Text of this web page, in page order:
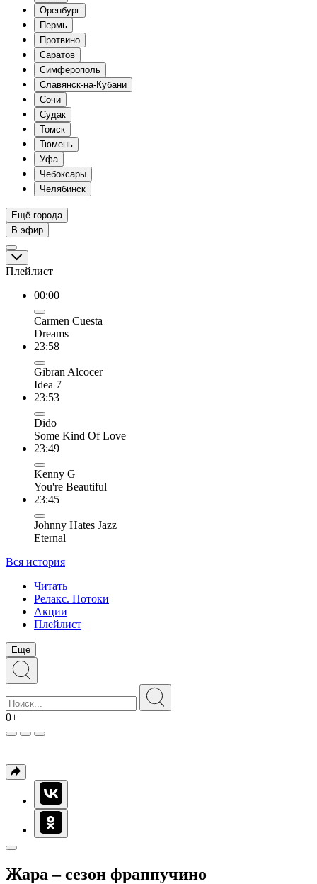
Оренбург
Пермь
Протвино
Саратов
Симферополь
Славянск-на-Кубани
Сочи
Судак
Томск
Тюмень
Уфа
Чебоксары
Челябинск
Ещё города
В эфир
Плейлист
00:00
Carmen Cuesta
Dreams
23:58
Gibran Alcocer
Idea 7
23:53
Dido
Some Kind Of Love
23:49
Kenny G
You're Beautiful
23:45
Johnny Hates Jazz
Eternal
Вся история
Читать
Релакс. Потоки
Акции
Плейлист
Еще
0+
Жара – сезон фраппучино